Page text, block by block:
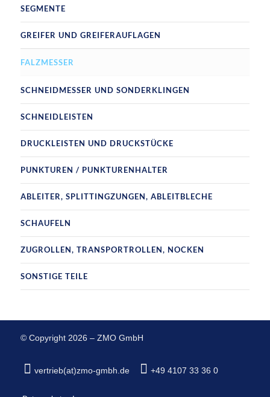
SEGMENTE
GREIFER UND GREIFERAUFLAGEN
FALZMESSER
SCHNEIDMESSER UND SONDERKLINGEN
SCHNEIDLEISTEN
DRUCKLEISTEN UND DRUCKSTÜCKE
PUNKTUREN / PUNKTURENHALTER
ABLEITER, SPLITTINGZUNGEN, ABLEITBLECHE
SCHAUFELN
ZUGROLLEN, TRANSPORTROLLEN, NOCKEN
SONSTIGE TEILE
© Copyright 2026 – ZMO GmbH
vertrieb(at)zmo-gmbh.de +49 4107 33 36 0